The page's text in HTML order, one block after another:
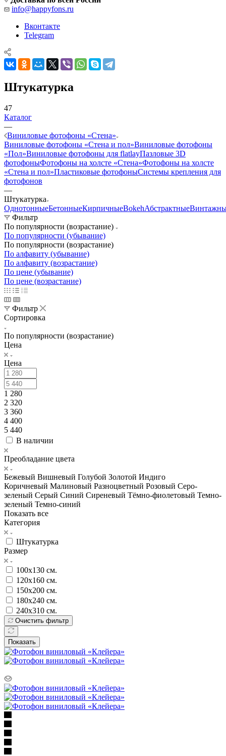
info@happyfons.ru
Вконтакте
Telegram
Штукатурка
47
Каталог
—
Виниловые фотофоны «Стена»
Виниловые фотофоны «Стена и пол»Виниловые фотофоны
«Пол»Виниловые фотофоны для flatlayПазловые 3D
фотофоныФотофоны на холсте «Стена»Фотофоны на холсте
«Стена и пол»Пластиковые фотофоныСистемы крепления для
фотофонов
—
Штукатурка
ОднотонныеБетонныеКирпичныеBokehАбстрактные
Фильтр
По популярности (возрастание)
По популярности (убывание)
По популярности (возрастание)
По алфавиту (убывание)
По алфавиту (возрастание)
По цене (убывание)
По цене (возрастание)
Фильтр
Сортировка
По популярности (возрастание)
Цена
Цена
1 280
2 320
3 360
4 400
5 440
В наличии
Преобладание цвета
Бежевый Вишневый Голубой Золотой Индиго
Коричневый Малиновый Разноцветный Розовый Серо-
зеленый Серый Синий Сиреневый Тёмно-фиолетовый Темно-
зеленый Темно-синий
Показать все
Категория
Штукатурка
Размер
100х130 см.
120х160 см.
150х200 см.
180х240 см.
240х310 см.
Очистить фильтр
Показать